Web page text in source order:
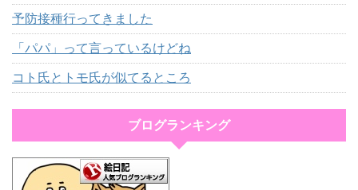
予防接種行ってきました
「パパ」って言っているけどね
コト氏とトモ氏が似てるところ
ブログランキング